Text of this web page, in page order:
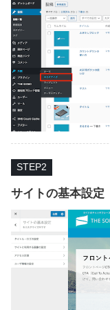
STEP
サイトの基本設定